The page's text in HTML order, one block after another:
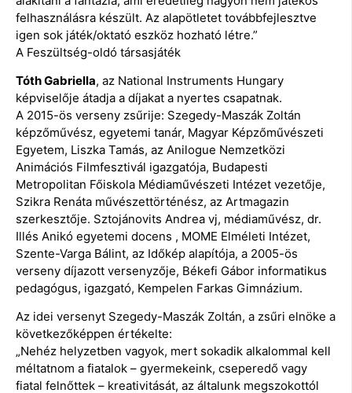
felhasználásra készült. Az alapötletet továbbfejlesztve
igen sok játék/oktató eszköz hozható létre.”
A Feszültség-oldó társasjáték
Tóth Gabriella, az National Instruments Hungary
képviselője átadja a díjakat a nyertes csapatnak.
A 2015-ös verseny zsűrije: Szegedy-Maszák Zoltán
képzőművész, egyetemi tanár, Magyar Képzőművészeti
Egyetem, Liszka Tamás, az Anilogue Nemzetközi
Animációs Filmfesztivál igazgatója, Budapesti
Metropolitan Főiskola Médiaművészeti Intézet vezetője,
Szikra Renáta művészettörténész, az Artmagazin
szerkesztője. Sztojánovits Andrea vj, médiaművész, dr.
Illés Anikó egyetemi docens , MOME Elméleti Intézet,
Szente-Varga Bálint, az Időkép alapítója, a 2005-ös
verseny díjazott versenyzője, Békefi Gábor informatikus
pedagógus, igazgató, Kempelen Farkas Gimnázium.
Az idei versenyt Szegedy-Maszák Zoltán, a zsűri elnöke a
következőképpen értékelte:
„Nehéz helyzetben vagyok, mert sokadik alkalommal kell
méltatnom a fiatalok – gyermekeink, cseperedő vagy
fiatal felnőttek – kreativitását, az általunk megszokottól